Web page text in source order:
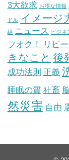
3大欲求 お得な情報
ドル イメージ
組 ニュース ビジネ
フオク！
リピ
きなこと 後
成功法則 正義
睡眠の質 社畜
然災害 自由